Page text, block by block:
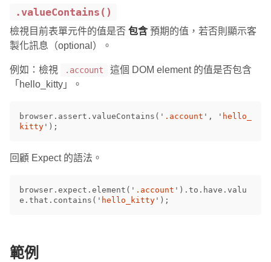
.valueContains()
檢視目前表單元件的值是否 包含預期的值，若否則顯示客
製化訊息（optional）。
例如：檢視 .account
這個 DOM element 的值是否包含
「hello_kitty」。
browser . assert . valueContains ( ' .account ' , ' hello_
kitty ' );
回顧 Expect 的語法。
browser . expect . element ( ' .account ' ). to . have . valu
e . that . contains ( ' hello_kitty ' );
範例